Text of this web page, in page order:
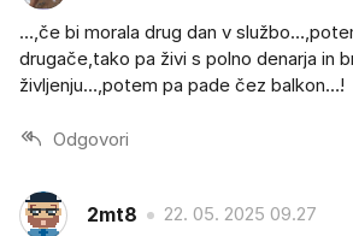
…,če bi morala drug dan v
drugače,tako pa živi s polno denarja in
življenju…,potem pa pade čez balkon…!
Odgovori
2mt8 22. 05. 2025 09.27